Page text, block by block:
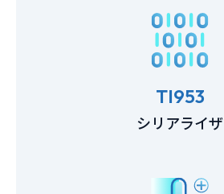
TI953
シリアライザ